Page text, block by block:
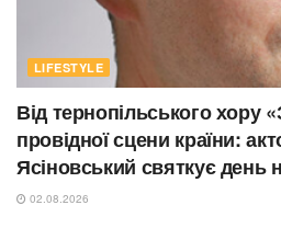
LIFESTYLE
Від тернопільського хору
провідної сцени країни:
Ясіновський святкує день
02.08.2026